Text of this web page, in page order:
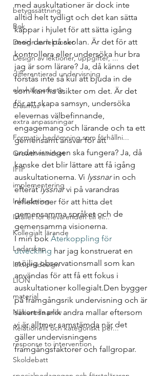
betygssättning
Bok
Design av lektioner
Design av lektioner, uppgifter, ...
differentierad undervisning
elevhälsoarbete
Erasmus +
extra anpassningar
Formativ bedömning som förhållni...
Growth mindset
IFIP
implementering
Inkludering
Istället för elevärenden till el...
Kollegialt lärande
Ledarskap
lektionsdesign
LION
material
Nationella prov
Relationellt och kategoriskt per...
response to intervention
Skoldebatt
med auskultationer är dock inte
alltid helt tydligt och det kan sätta
käppar i hjulet för att sätta igång
med dem på skolan. Är det för att
kontrollera eller undersöka hur bra
jag är som lärare? Ja, då känns det
förstås inte så kul att bjuda in de
som kan ha åsikter om det. Är det
för att skapa samsyn, undersöka
elevernas välbefinnande,
engagemang och lärande och ta ett
gemensamt ansvar för att
undervisningen ska fungera? Ja, då
kanske det blir lättare att få igång
auskultationerna. Vi lyssnar in och
efteråt lyssnar vi på varandras
reflektioner för att hitta det
gemensamma språket och de
gemensamma visionerna.
I min bok Återkoppling för
utveckling har jag konstruerat en
möjlig observationsmall som kan
användas för att få ett fokus i
auskultationer kollegialt.Den bygger
på framgångsrik undervisning och är
säkert snarlik andra mallar eftersom
vi är alltmer samstämda när det
gäller undervisningens
framgångsfaktorer och fallgropar.